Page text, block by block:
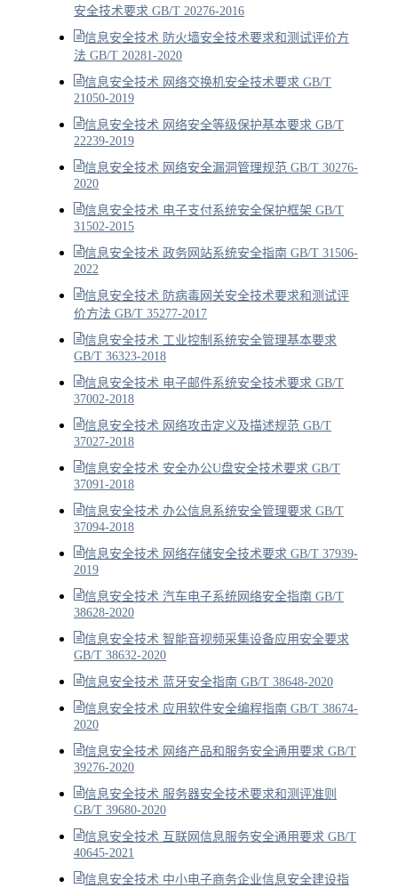
安全技术要求 GB/T 20276-2016
信息安全技术 防火墙安全技术要求和测试评价方
法 GB/T 20281-2020
信息安全技术 网络交换机安全技术要求 GB/T
21050-2019
信息安全技术 网络安全等级保护基本要求 GB/T
22239-2019
信息安全技术 网络安全漏洞管理规范 GB/T 30276-
2020
信息安全技术 电子支付系统安全保护框架 GB/T
31502-2015
信息安全技术 政务网站系统安全指南 GB/T 31506-
2022
信息安全技术 防病毒网关安全技术要求和测试评
价方法 GB/T 35277-2017
信息安全技术 工业控制系统安全管理基本要求
GB/T 36323-2018
信息安全技术 电子邮件系统安全技术要求 GB/T
37002-2018
信息安全技术 网络攻击定义及描述规范 GB/T
37027-2018
信息安全技术 安全办公U盘安全技术要求 GB/T
37091-2018
信息安全技术 办公信息系统安全管理要求 GB/T
37094-2018
信息安全技术 网络存储安全技术要求 GB/T 37939-
2019
信息安全技术 汽车电子系统网络安全指南 GB/T
38628-2020
信息安全技术 智能音视频采集设备应用安全要求
GB/T 38632-2020
信息安全技术 蓝牙安全指南 GB/T 38648-2020
信息安全技术 应用软件安全编程指南 GB/T 38674-
2020
信息安全技术 网络产品和服务安全通用要求 GB/T
39276-2020
信息安全技术 服务器安全技术要求和测评准则
GB/T 39680-2020
信息安全技术 互联网信息服务安全通用要求 GB/T
40645-2021
信息安全技术 中小电子商务企业信息安全建设指